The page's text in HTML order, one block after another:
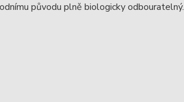
původu plně biologicky odbouratelný.